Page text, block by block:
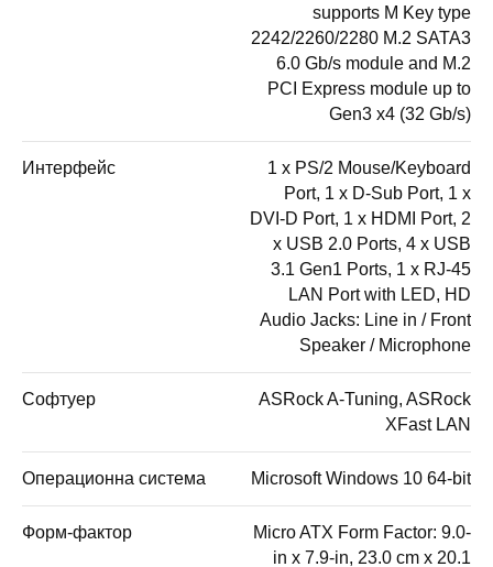
supports M Key type
2242/2260/2280 M.2 SATA3
6.0 Gb/s module and M.2
PCI Express module up to
Gen3 x4 (32 Gb/s)
Интерфейс
1 x PS/2 Mouse/Keyboard
Port, 1 x D-Sub Port, 1 x
DVI-D Port, 1 x HDMI Port, 2
x USB 2.0 Ports, 4 x USB
3.1 Gen1 Ports, 1 x RJ-45
LAN Port with LED, HD
Audio Jacks: Line in / Front
Speaker / Microphone
Софтуер
ASRock A-Tuning, ASRock
XFast LAN
Операционна система Microsoft Windows 10 64-bit
Форм-фактор
Micro ATX Form Factor: 9.0-
in x 7.9-in, 23.0 cm x 20.1